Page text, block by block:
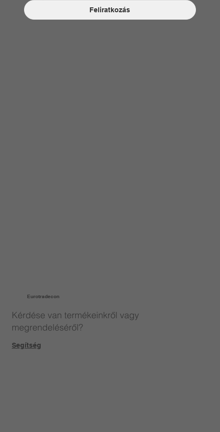
Eurotradecon
Kérdése van termékeinkről vagy
megrendeléséről?
Segítség
Feliratkozás